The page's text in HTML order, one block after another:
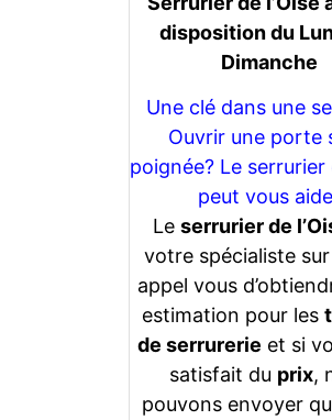
disposition du
Dimanche
Une clé dans une
Ouvrir une porte
poignée? Le serrurier
peut vous
Le serrurier de
votre spécialiste
appel vous
estimation pour les
de serrurerie et si
satisfait du prix,
pouvons envoyer